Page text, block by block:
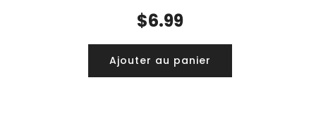
$6.99
Ajouter au panier